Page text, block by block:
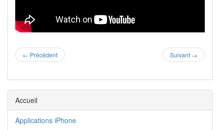
← Précédent Suivant →
Accueil
Applications iPhone